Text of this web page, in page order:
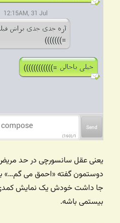
یعنی عقل سانسورچی در حد
دوستمون گفته «احمق می گم…»
جا داشت خودش یک نمایش
بیستمی باشه.